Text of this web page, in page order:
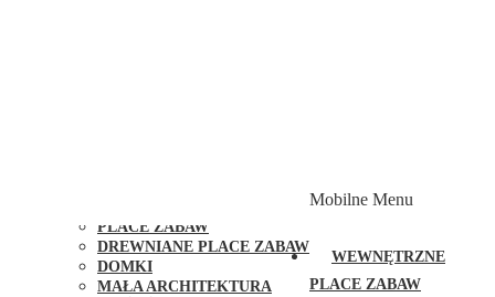
PLACE ZABAW
DREWNIANE PLACE ZABAW
DOMKI
MAŁA ARCHITEKTURA
Mobilne Menu
WEWNĘTRZNE
PLACE ZABAW